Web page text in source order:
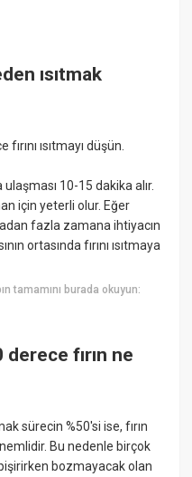
ısıtmak
ısıtmayı düşün.
ulaşması 10-15 dakika alır.
için yeterli olur. Eğer
fazla zamana ihtiyacın
ortasında fırını ısıtmaya
tamamını burada okuyun:
derece fırın ne
sürecin %50'si ise, fırın
Bu nedenle birçok
bozmayacak olan